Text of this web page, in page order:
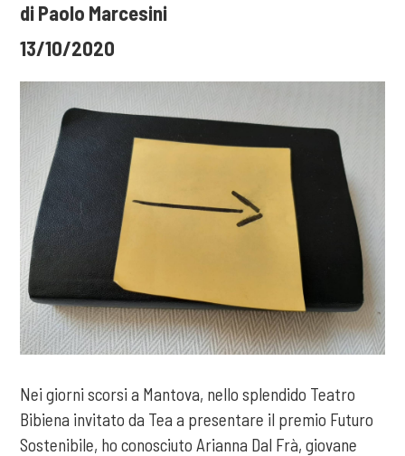
di Paolo Marcesini
13/10/2020
Nei giorni scorsi a Mantova, nello splendido Teatro
Bibiena invitato da Tea a presentare il premio Futuro
Sostenibile, ho conosciuto Arianna Dal Frà, giovane